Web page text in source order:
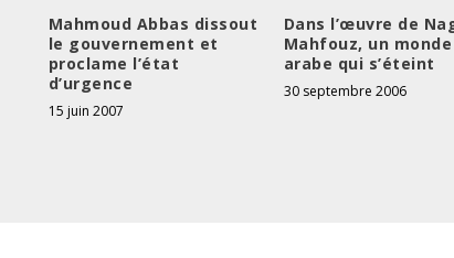
Mahmoud Abbas dissout
le gouvernement et
proclame l’état
d’urgence
15 juin 2007
Dans l’œuvre de
Mahfouz, un monde
arabe qui s’éteint
30 septembre 2006